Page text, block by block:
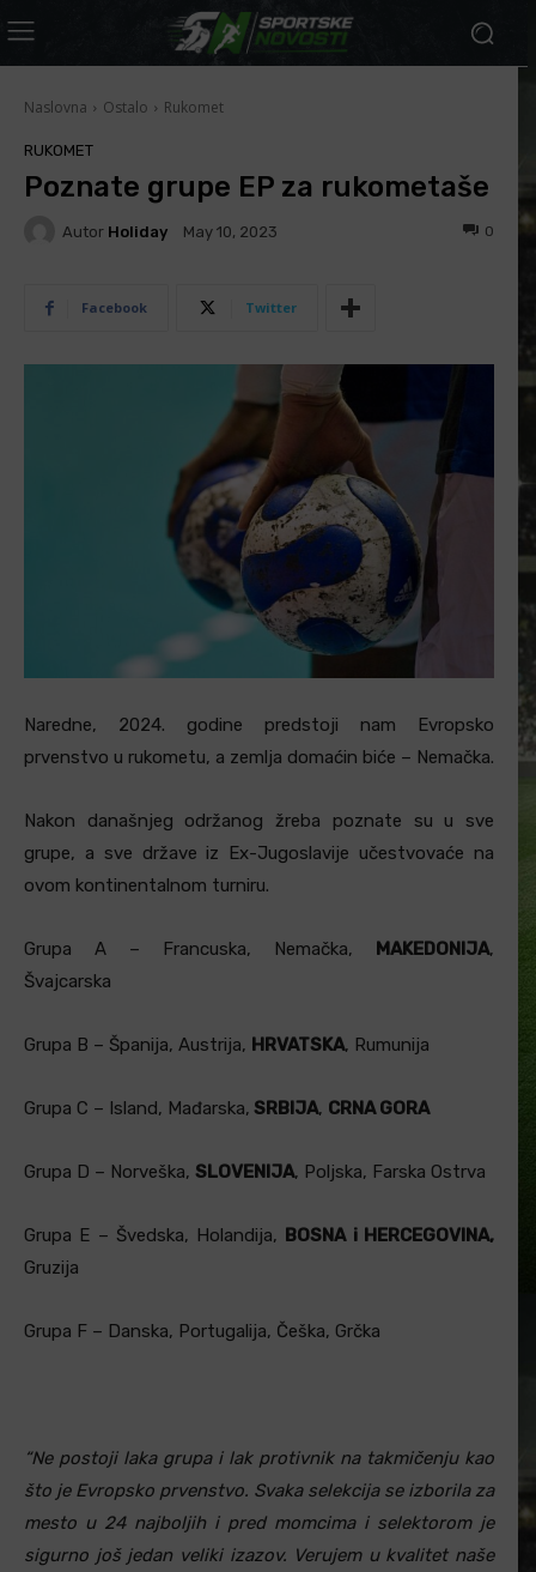
Naslovna Ostalo Rukomet
RUKOMET
Poznate grupe EP za rukometaše
Autor Holiday May 10, 2023 0
Facebook Twitter
Naredne, 2024. godine predstoji nam Evropsko
prvenstvo u rukometu, a zemlja domaćin biće – Nemačka.
Nakon današnjeg održanog žreba poznate su u sve
grupe, a sve države iz Ex-Jugoslavije učestvovaće na
ovom kontinentalnom turniru.
Grupa A – Francuska, Nemačka, MAKEDONIJA,
Švajcarska
Grupa B – Španija, Austrija, HRVATSKA, Rumunija
Grupa C – Island, Mađarska, SRBIJA, CRNA GORA
Grupa D – Norveška, SLOVENIJA, Poljska, Farska Ostrva
Grupa E – Švedska, Holandija, BOSNA i HERCEGOVINA,
Gruzija
Grupa F – Danska, Portugalija, Češka, Grčka
“Ne postoji laka grupa i lak protivnik na takmičenju kao
što je Evropsko prvenstvo. Svaka selekcija se izborila za
mesto u 24 najboljih i pred momcima i selektorom je
sigurno još jedan veliki izazov. Verujem u kvalitet naše